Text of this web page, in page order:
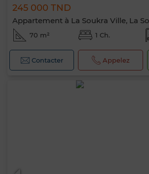
245 000 TND
Appartement à La Soukra Ville, La
70 m² 1 Ch.
Contacter Appelez